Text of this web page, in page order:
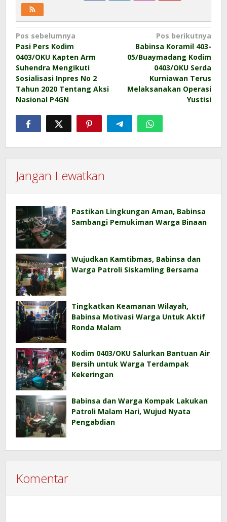
Navigasi
pos
Pos sebelumnya
Pasi Pers Kodim
0403/OKU Kapten Arm
Suhendra Mengikuti
Sosialisasi Inpres No 2
Tahun 2020 Tentang Aksi
Nasional P4GN
Pos berikutnya
Babinsa Koramil 403-
05/Buaymadang Kodim
0403/OKU Serda
Kurniawan Terus
Melaksanakan Operasi
Yustisi
Jangan Lewatkan
Pastikan Lingkungan Aman, Babinsa
Sambangi Pemukiman Warga Binaan
Wujudkan Kamtibmas, Babinsa dan
Warga Patroli Siskamling Bersama
Tingkatkan Keamanan Wilayah,
Babinsa Motivasi Warga Untuk Aktif
Ronda Malam
Kodim 0403/OKU Salurkan Bantuan Air
Bersih untuk Warga Terdampak
Kekeringan
Babinsa dan Warga Kompak Lakukan
Patroli Malam Hari, Wujud Nyata
Pengabdian
Komentar